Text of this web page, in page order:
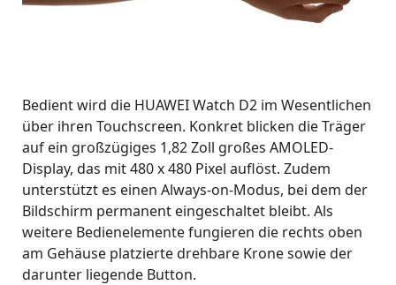
Bedient wird die HUAWEI Watch D2 im Wesentlichen
über ihren Touchscreen. Konkret blicken die Träger
auf ein großzügiges 1,82 Zoll großes AMOLED-
Display, das mit 480 x 480 Pixel auflöst. Zudem
unterstützt es einen Always-on-Modus, bei dem der
Bildschirm permanent eingeschaltet bleibt. Als
weitere Bedienelemente fungieren die rechts oben
am Gehäuse platzierte drehbare Krone sowie der
darunter liegende Button.